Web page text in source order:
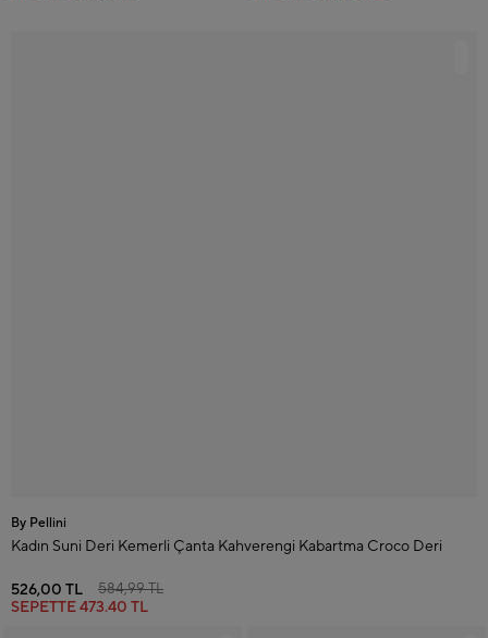
By Pellini
Kadın Suni Deri Kemerli Çanta Kahverengi Kabartma Croco Deri
526,00 TL 584,99 TL
SEPETTE473.40 TL